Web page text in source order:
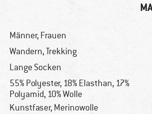
Männer, Frauen
Wandern, Trekking
Lange Socken
55% Polyester, 18% Elasthan, 17%
Polyamid, 10% Wolle
Kunstfaser, Merinowolle